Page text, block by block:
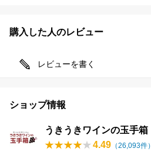
購入した人のレビュー
レビューを書く
ショップ情報
うきうきワインの玉手箱
4.49 （26,093件）